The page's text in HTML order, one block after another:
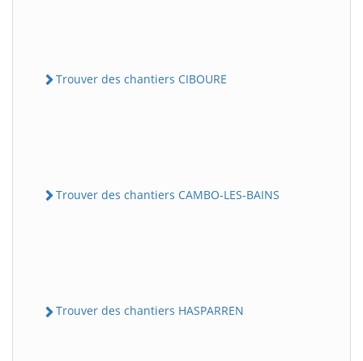
Trouver des chantiers CIBOURE
Trouver des chantiers CAMBO-LES-BAINS
Trouver des chantiers HASPARREN